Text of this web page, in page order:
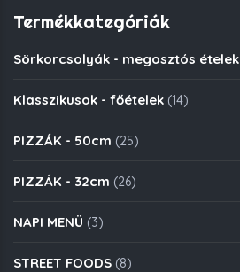
Termékkategóriák
Sörkorcsolyák - megosztós ételek
Klasszikusok - főételek (14)
PIZZÁK - 50cm (25)
PIZZÁK - 32cm (26)
NAPI MENÜ (3)
STREET FOODS (8)